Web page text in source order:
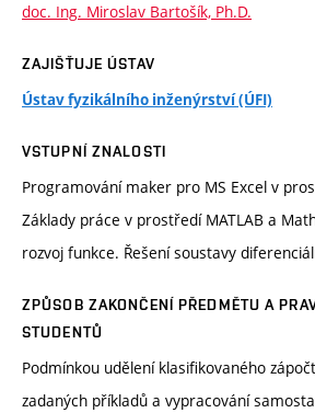
doc. Ing. Miroslav Bartošík, Ph.D.
ZAJIŠŤUJE ÚSTAV
Ústav fyzikálního inženýrství (ÚFI)
VSTUPNÍ ZNALOSTI
Programování maker pro MS Excel v
Základy práce v prostředí MATLAB a
rozvoj funkce. Řešení soustavy
ZPŮSOB ZAKONČENÍ PŘEDMĚTU A
STUDENTŮ
Podmínkou udělení klasifikovaného
zadaných příkladů a vypracování